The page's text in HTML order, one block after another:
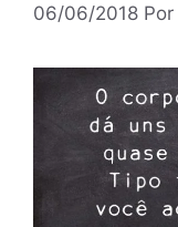
06/06/2018 Por